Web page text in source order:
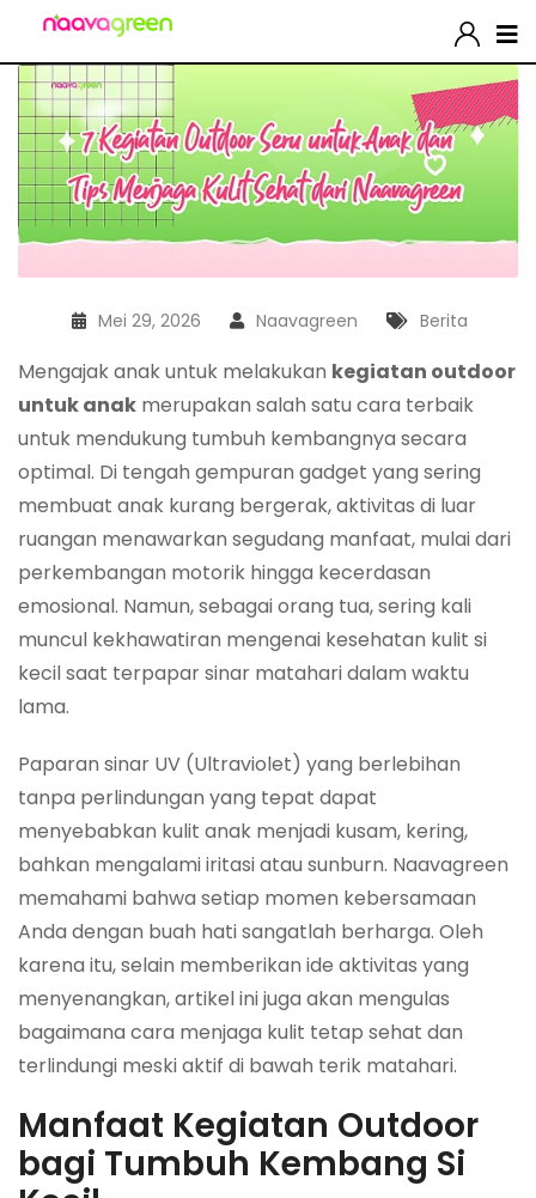
Mei 29, 2026 Naavagreen Berita
Mengajak anak untuk melakukan kegiatan outdoor
untuk anak merupakan salah satu cara terbaik
untuk mendukung tumbuh kembangnya secara
optimal. Di tengah gempuran gadget yang sering
membuat anak kurang bergerak, aktivitas di luar
ruangan menawarkan segudang manfaat, mulai dari
perkembangan motorik hingga kecerdasan
emosional. Namun, sebagai orang tua, sering kali
muncul kekhawatiran mengenai kesehatan kulit si
kecil saat terpapar sinar matahari dalam waktu
lama.
Paparan sinar UV (Ultraviolet) yang berlebihan
tanpa perlindungan yang tepat dapat
menyebabkan kulit anak menjadi kusam, kering,
bahkan mengalami iritasi atau sunburn. Naavagreen
memahami bahwa setiap momen kebersamaan
Anda dengan buah hati sangatlah berharga. Oleh
karena itu, selain memberikan ide aktivitas yang
menyenangkan, artikel ini juga akan mengulas
bagaimana cara menjaga kulit tetap sehat dan
terlindungi meski aktif di bawah terik matahari.
Manfaat Kegiatan Outdoor
bagi Tumbuh Kembang Si